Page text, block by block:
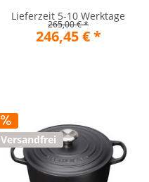
Lieferzeit 5-10 Werktage
265,00 € *
246,45 € *
Versandfrei